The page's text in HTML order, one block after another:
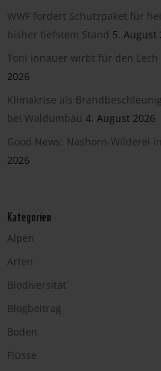
WWF fordert Schutzpaket für
bisher tiefstem Stand 5. August
Toni Innauer wirbt für den Lech
2026
Klimakrise als
bei Waldumbau 4. August 2026
Good News: Nashorn-Wilderei
2026
Kategorien
Alpen
Arten
Biodiversität
Blogbeitrag
Boden
Flüsse